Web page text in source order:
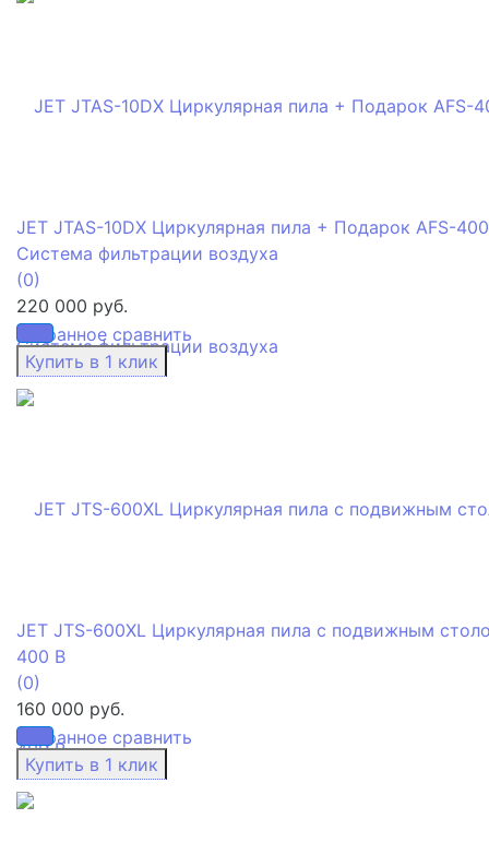
избранное сравнить
JET JTAS-10DX Циркулярная пила + Подарок AFS-400
Cистема фильтрации воздуха
(0)
220 000 руб.
избранное сравнить
JET JTS-600XL Циркулярная пила с подвижным
400 В
(0)
160 000 руб.